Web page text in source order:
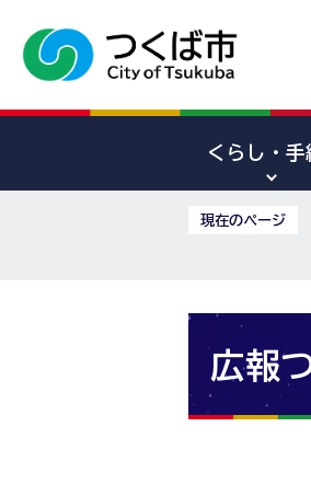
くらし・手
現在のページ
広報